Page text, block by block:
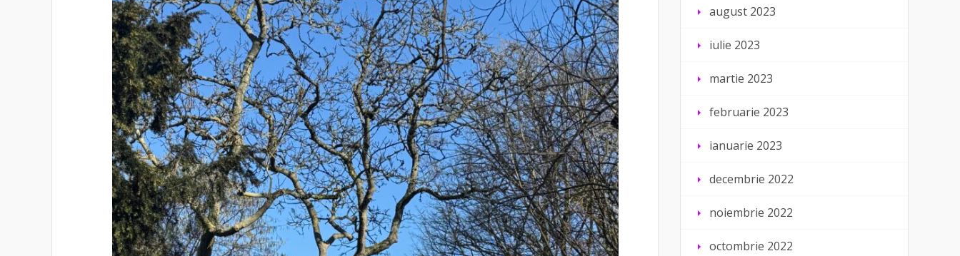
august 2023
iulie 2023
martie 2023
februarie 2023
ianuarie 2023
decembrie 2022
noiembrie 2022
octombrie 2022